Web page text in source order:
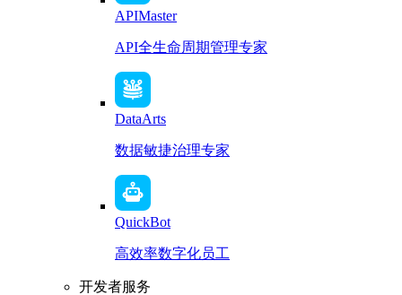
APIMaster
API全生命周期管理专家
DataArts
数据敏捷治理专家
QuickBot
高效率数字化员工
开发者服务